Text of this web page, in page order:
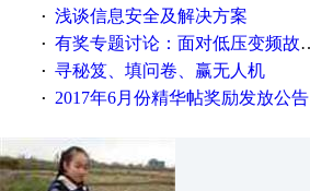
· 浅谈信息安全及解决方案
· 有奖专题讨论：面对低压变频故障，老手是这样解决的！
· 寻秘笈、填问卷、赢无人机
· 2017年6月份精华帖奖励发放公告